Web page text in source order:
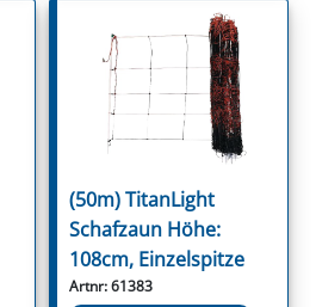
(50m) TitanLight
Schafzaun Höhe:
108cm, Einzelspitze
Artnr: 61383